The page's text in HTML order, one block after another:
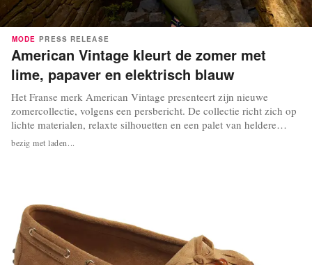
MODE PRESS RELEASE
American Vintage kleurt de zomer met
lime, papaver en elektrisch blauw
Het Franse merk American Vintage presenteert zijn nieuwe
zomercollectie, volgens een persbericht. De collectie richt zich op
lichte materialen, relaxte silhouetten en een palet van heldere
tinten, met als doel een veelzijdige garderobe voor het warme
seizoen. Volgens het merk ligt de nadruk bij de materiaalkeuze op
bezig met laden...